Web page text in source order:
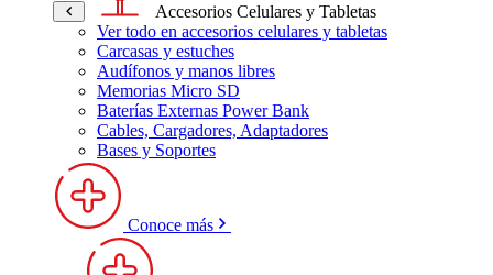
Accesorios Celulares y Tabletas
Ver todo en accesorios celulares y tabletas
Carcasas y estuches
Audífonos y manos libres
Memorias Micro SD
Baterías Externas Power Bank
Cables, Cargadores, Adaptadores
Bases y Soportes
Conoce más